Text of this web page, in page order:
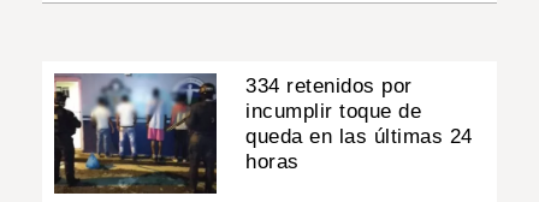
334 retenidos por
incumplir toque de
queda en las últimas 24
horas